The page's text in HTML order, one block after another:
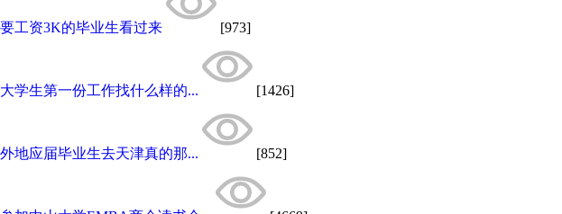
要工资3K的毕业生看过来 [973]
大学生第一份工作找什么样的... [1426]
外地应届毕业生去天津真的那... [852]